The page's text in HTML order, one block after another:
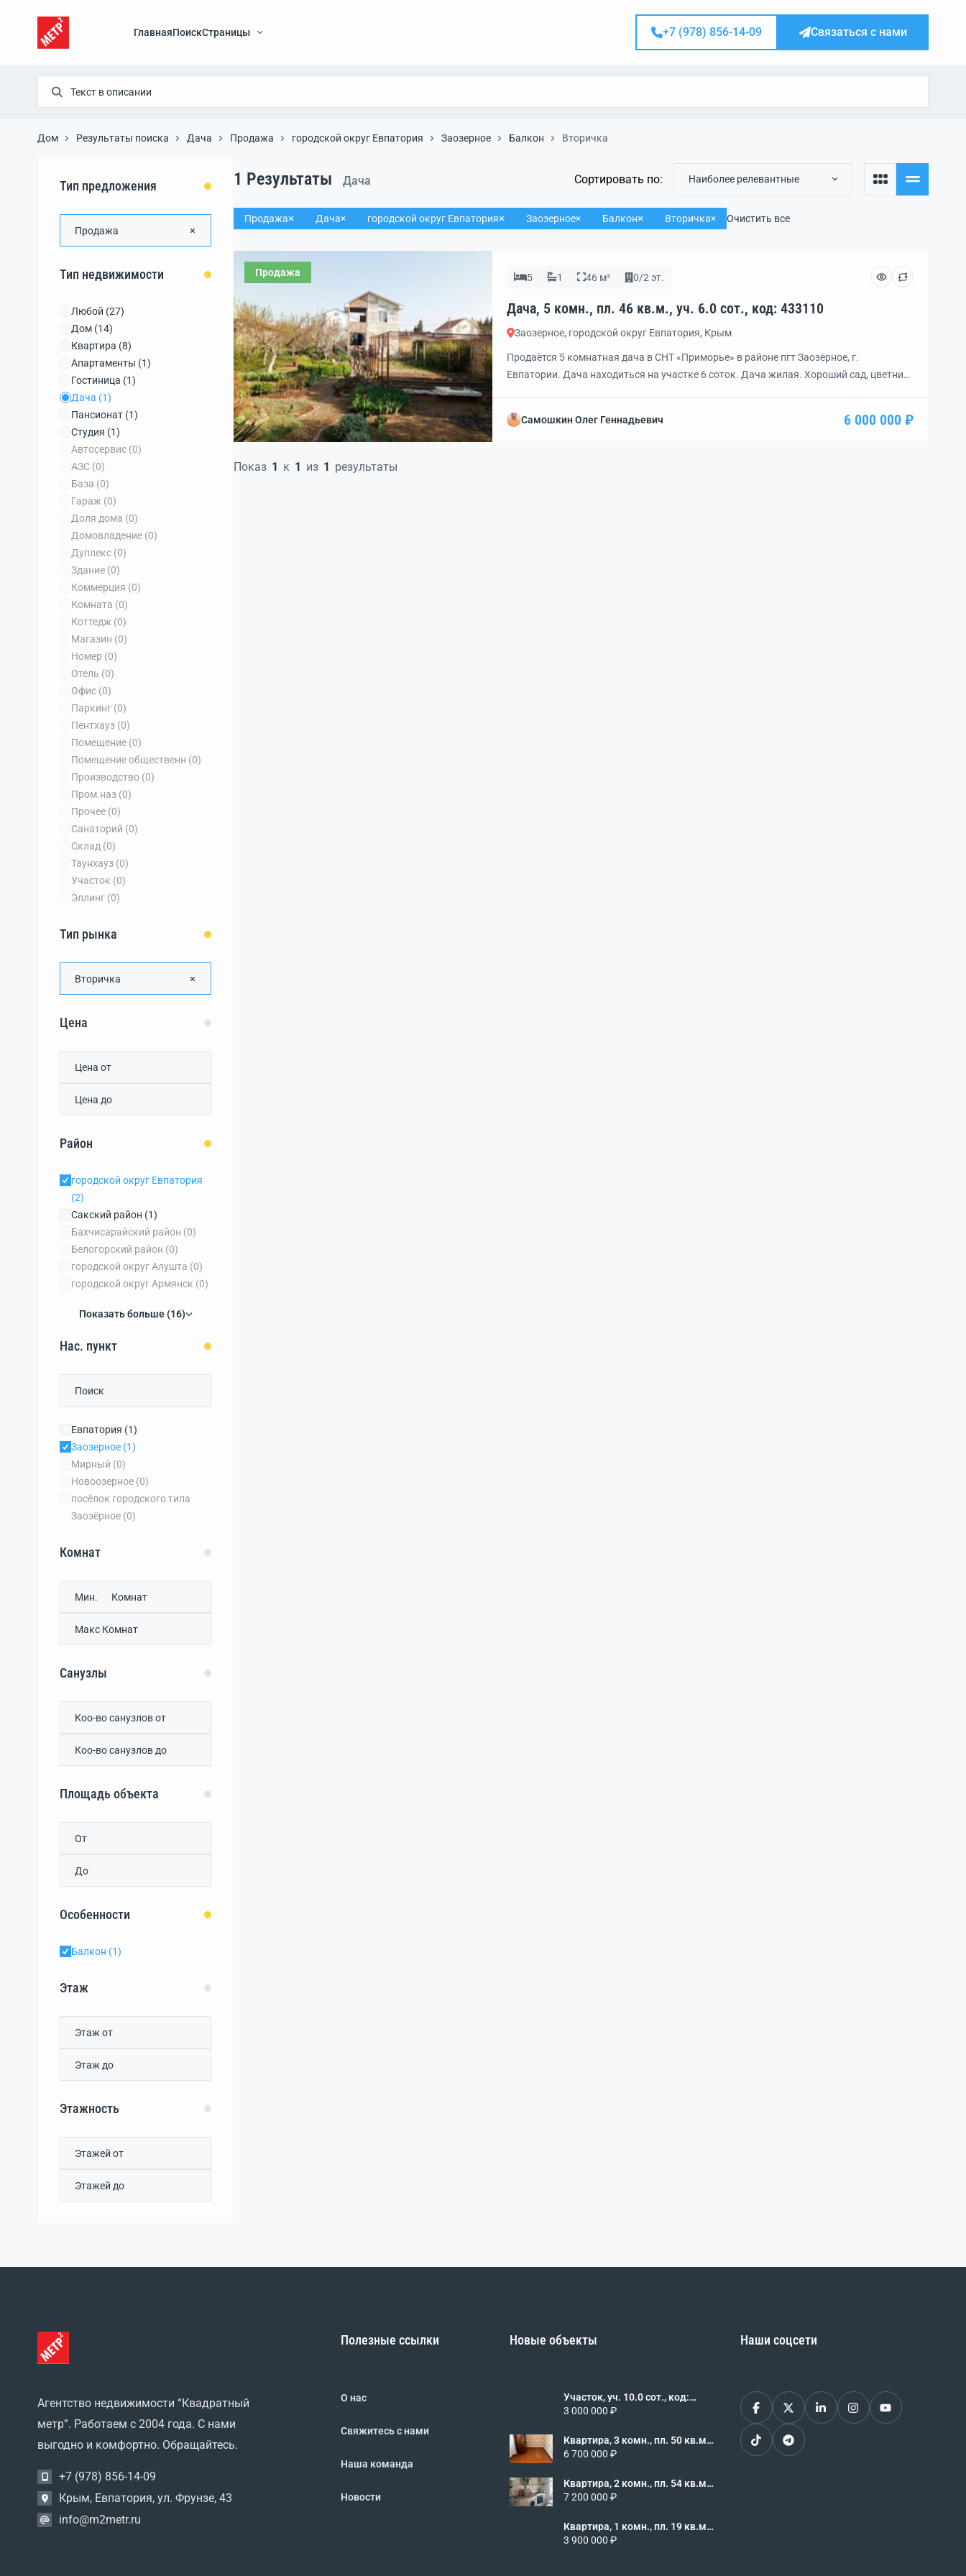
ГлавнаяПоискСтраницы +7 (978) 856-14-09 Связаться с нами
Дом Результаты поиска Дача Продажа городской округ Евпатория Заозерное Балкон Вторичка
Тип предложения
Продажа
Тип недвижимости
Любой (27)
Дом (14)
Квартира (8)
Апартаменты (1)
Гостиница (1)
Дача (1)
Пансионат (1)
Студия (1)
Автосервис (0)
АЗС (0)
База (0)
Гараж (0)
Доля дома (0)
Домовладение (0)
Дуплекс (0)
Здание (0)
Коммерция (0)
Комната (0)
Коттедж (0)
Магазин (0)
Номер (0)
Отель (0)
Офис (0)
Паркинг (0)
Пентхауз (0)
Помещение (0)
Помещение общественн (0)
Производство (0)
Пром.наз (0)
Прочее (0)
Санаторий (0)
Склад (0)
Таунхауз (0)
Участок (0)
Эллинг (0)
Тип рынка
Вторичка
Цена
Район
городской округ Евпатория
(2)
Сакский район (1)
Бахчисарайский район (0)
Белогорский район (0)
городской округ Алушта (0)
городской округ Армянск (0)
Показать больше (16)
Нас. пункт
Евпатория (1)
Заозерное (1)
Мирный (0)
Новоозерное (0)
посёлок городского типа
Заозёрное (0)
Комнат
Санузлы
Площадь объекта
Особенности
Балкон (1)
Этаж
Этажность
1 Результаты Дача Сортировать по: Наиболее релевантные
Продажа Дача городской округ Евпатория Заозерное Балкон Вторичка Очистить все
Продажа 5 1 46 м² 0/2 эт.
Дача, 5 комн., пл. 46 кв.м., уч. 6.0 сот., код: 433110
Заозерное, городской округ Евпатория, Крым
Продаётся 5 комнатная дача в СНТ «Приморье» в районе пгт Заозёрное, г.
Евпатории. Дача находиться на участке 6 соток. Дача жилая. Хороший сад, цветник,
под домом имеется погреб.
Самошкин Олег Геннадьевич 6 000 000 ₽
Показ 1 к 1 из 1 результаты
Агентство недвижимости “Квадратный
метр”. Работаем с 2004 года. С нами
выгодно и комфортно. Обращайтесь.
+7 (978) 856-14-09
Крым, Евпатория, ул. Фрунзе, 43
info@m2metr.ru
Полезные ссылки
О нас
Свяжитесь с нами
Наша команда
Новости
Новые объекты
Участок, уч. 10.0 сот., код:
462485
3 000 000 ₽
Квартира, 3 комн., пл. 50 кв.м.,
3/5 эт., код: 462483
6 700 000 ₽
Квартира, 2 комн., пл. 54 кв.м.,
2/5 эт., код: 462469
7 200 000 ₽
Квартира, 1 комн., пл. 19 кв.м.,
2/5 эт., код: 462468
3 900 000 ₽
Наши соцсети